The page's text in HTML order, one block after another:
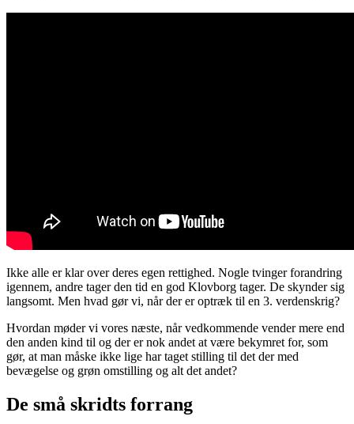
Ikke alle er klar over deres egen rettighed. Nogle tvinger forandring
igennem, andre tager den tid en god Klovborg tager. De skynder sig
langsomt. Men hvad gør vi, når der er optræk til en 3. verdenskrig?
Hvordan møder vi vores næste, når vedkommende vender mere end
den anden kind til og der er nok andet at være bekymret for, som
gør, at man måske ikke lige har taget stilling til det der med
bevægelse og grøn omstilling og alt det andet?
De små skridts forrang